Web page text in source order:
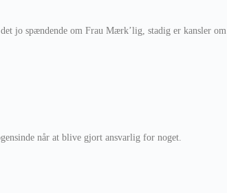
jo spændende om Frau Mærk’lig, stadig er kansler om
når at blive gjort ansvarlig for noget.